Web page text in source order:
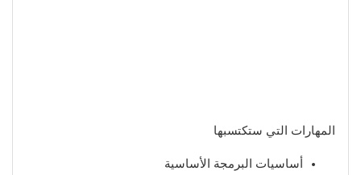
المهارات التي ستكتسبها
أساسيات البرمجة الأساسية